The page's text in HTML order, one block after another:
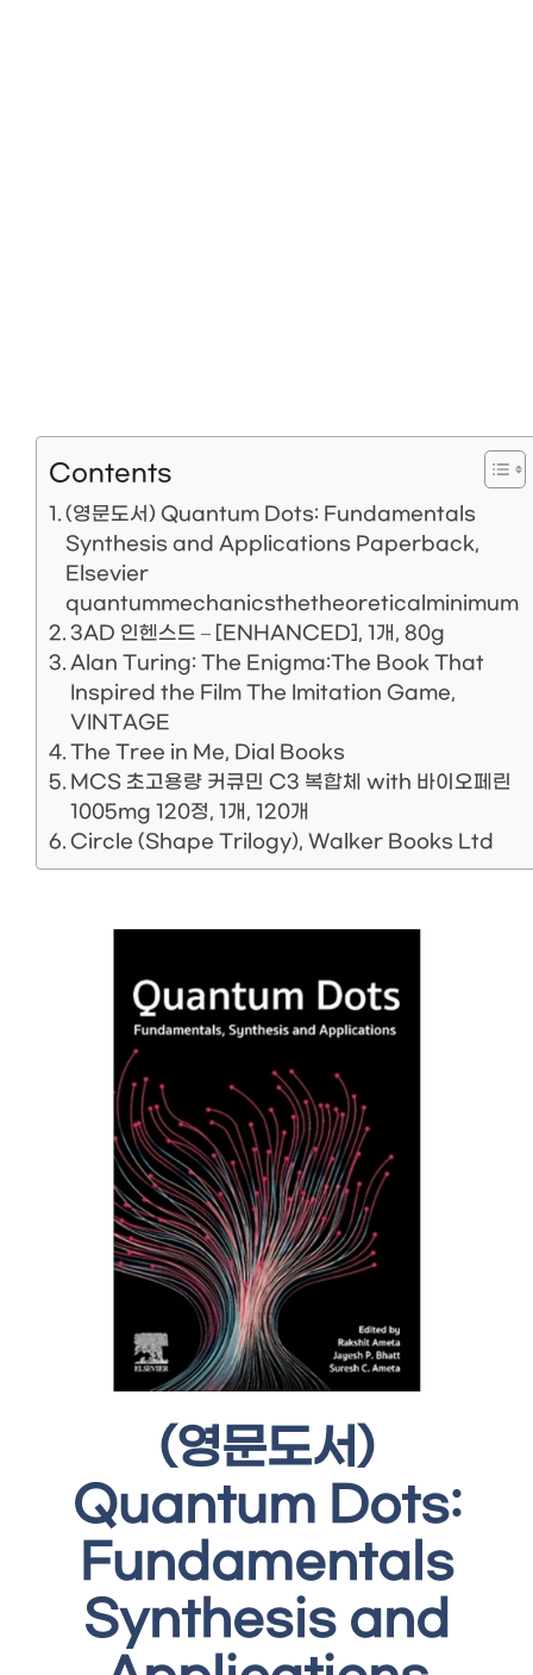
Contents
(영문도서) Quantum Dots: Fundamentals
Synthesis and Applications Paperback,
Elsevier
quantummechanicsthetheoreticalminimum
3AD 인헨스드 – [ENHANCED], 1개, 80g
Alan Turing: The Enigma:The Book That
Inspired the Film The Imitation Game,
VINTAGE
The Tree in Me, Dial Books
MCS 초고용량 커큐민 C3 복합체 with 바이오페린
1005mg 120정, 1개, 120개
Circle (Shape Trilogy), Walker Books Ltd
(영문도서)
Quantum Dots:
Fundamentals
Synthesis and